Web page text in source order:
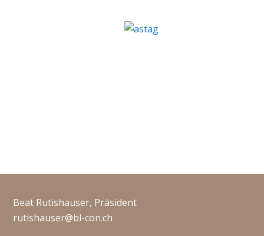
Beat Rutishauser, Präsident
rutishauser@bl-con.ch